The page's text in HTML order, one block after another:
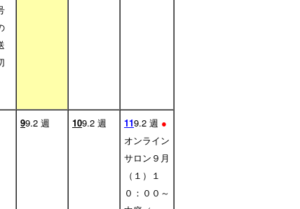
99.2 週 109.2 週 119.2 週 ●
オンライン
サロン９月
（１）１
０：００～